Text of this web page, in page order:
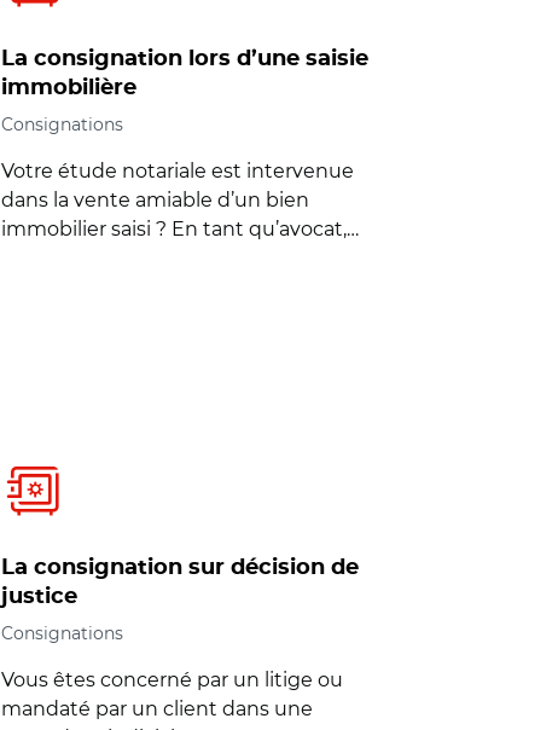
La consignation lors d’une saisie
immobilière
Consignations
Votre étude notariale est intervenue
dans la vente amiable d’un bien
immobilier saisi ? En tant qu’avocat,…
La consignation sur décision de
justice
Consignations
Vous êtes concerné par un litige ou
mandaté par un client dans une